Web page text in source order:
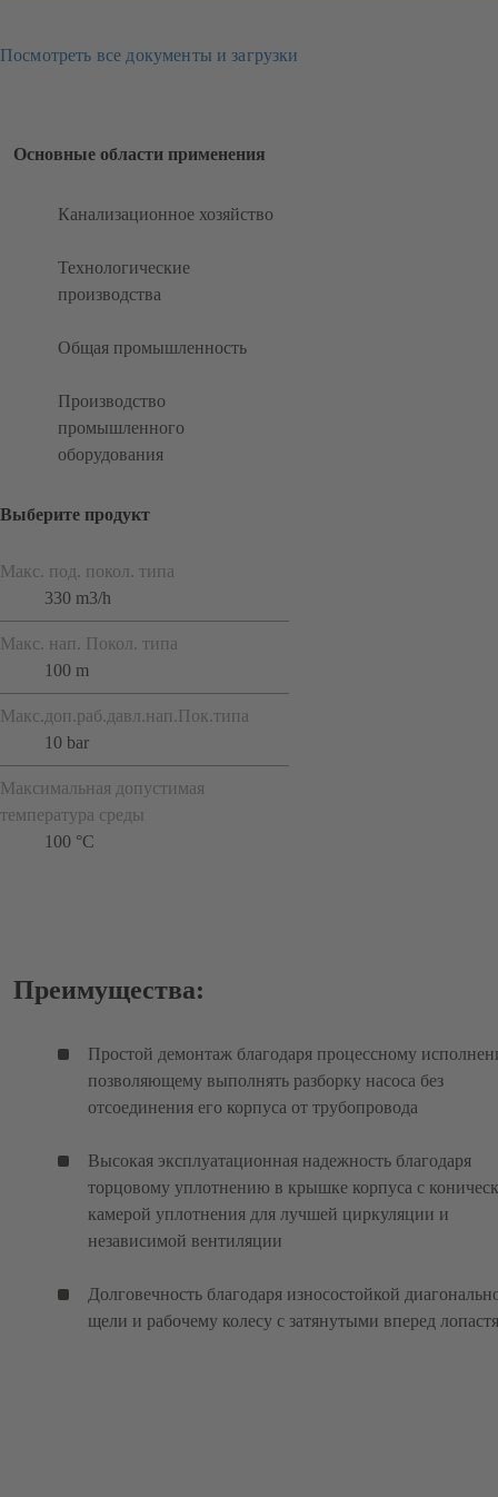
Посмотреть все документы и загрузки
Основные области применения
Канализационное хозяйство
Технологические
производства
Общая промышленность
Производство
промышленного
оборудования
Выберите продукт
Макс. под. покол. типа
330 m3/h
Макс. нап. Покол. типа
100 m
Макс.доп.раб.давл.нап.Пок.типа
10 bar
Максимальная допустимая
температура среды
100 °C
Преимущества:
Простой демонтаж благодаря процессному
позволяющему выполнять разборку насоса без
отсоединения его корпуса от трубопровода
Высокая эксплуатационная надежность благодаря
торцовому уплотнению в крышке корпуса с
камерой уплотнения для лучшей циркуляции и
независимой вентиляции
Долговечность благодаря износостойкой
щели и рабочему колесу с затянутыми вперед